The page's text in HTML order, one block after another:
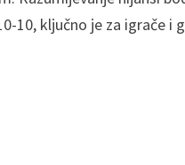
10, ključno je za igrače